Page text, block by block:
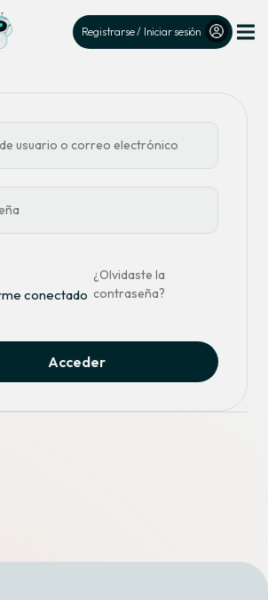
Registrarse / Iniciar sesión
conectado
¿Olvidaste la
contraseña?
Acceder